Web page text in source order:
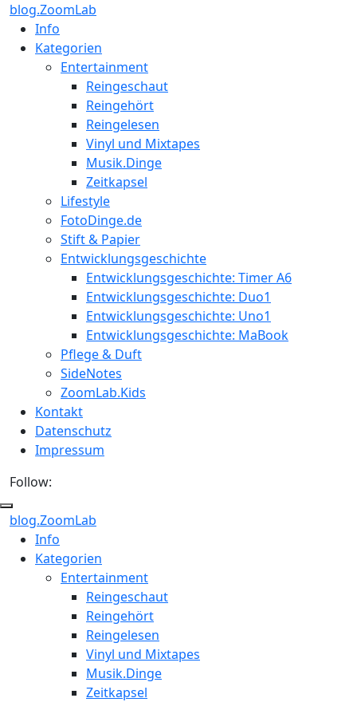
blog.ZoomLab
Info
Kategorien
Entertainment
Reingeschaut
Reingehört
Reingelesen
Vinyl und Mixtapes
Musik.Dinge
Zeitkapsel
Lifestyle
FotoDinge.de
Stift & Papier
Entwicklungsgeschichte
Entwicklungsgeschichte: Timer A6
Entwicklungsgeschichte: Duo1
Entwicklungsgeschichte: Uno1
Entwicklungsgeschichte: MaBook
Pflege & Duft
SideNotes
ZoomLab.Kids
Kontakt
Datenschutz
Impressum
Follow:
blog.ZoomLab
ZoomLab
//
Info
Kategorien
Entertainment
Reingeschaut
Reingehört
Reingelesen
Vinyl und Mixtapes
Musik.Dinge
Zeitkapsel